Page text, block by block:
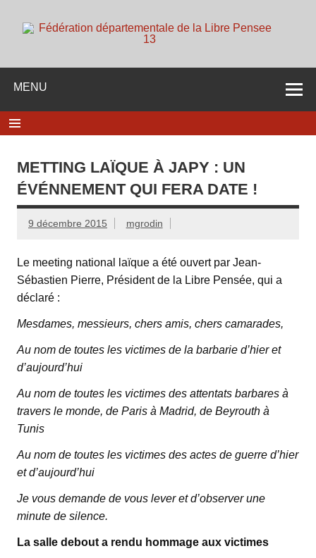
content
dieu ni maitre
MENU
METTING LAÏQUE À JAPY : UN
ÉVÉNNEMENT QUI FERA DATE !
9 décembre 2015 mgrodin
Le meeting national laïque a été ouvert par Jean-
Sébastien Pierre, Président de la Libre Pensée, qui a
déclaré :
Mesdames, messieurs, chers amis, chers camarades,
Au nom de toutes les victimes de la barbarie d’hier et
d’aujourd’hui
Au nom de toutes les victimes des attentats barbares à
travers le monde, de Paris à Madrid, de Beyrouth à
Tunis
Au nom de toutes les victimes des actes de guerre d’hier
et d’aujourd’hui
Je vous demande de vous lever et d’observer une
minute de silence.
La salle debout a rendu hommage aux victimes